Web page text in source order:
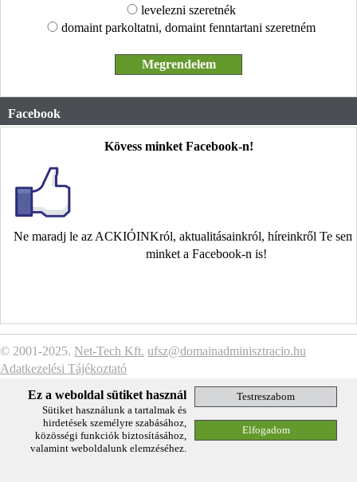
levelezni szeretnék
domaint parkoltatni, domaint fenntartani szeretném
Facebook
Kövess minket Facebook-n!
Ne maradj le az ACKIÓINKról, aktualitásainkról, híreinkről Te
minket a Facebook-n is!
© 2001-2025. Net-Tech Kft. ufsz@domainadminisztracio.hu
Adatkezelési Tájékoztató
Ez a weboldal sütiket használ
Sütiket használunk a tartalmak és
hirdetések személyre szabásához,
közösségi funkciók biztosításához,
valamint weboldalunk elemzéséhez.